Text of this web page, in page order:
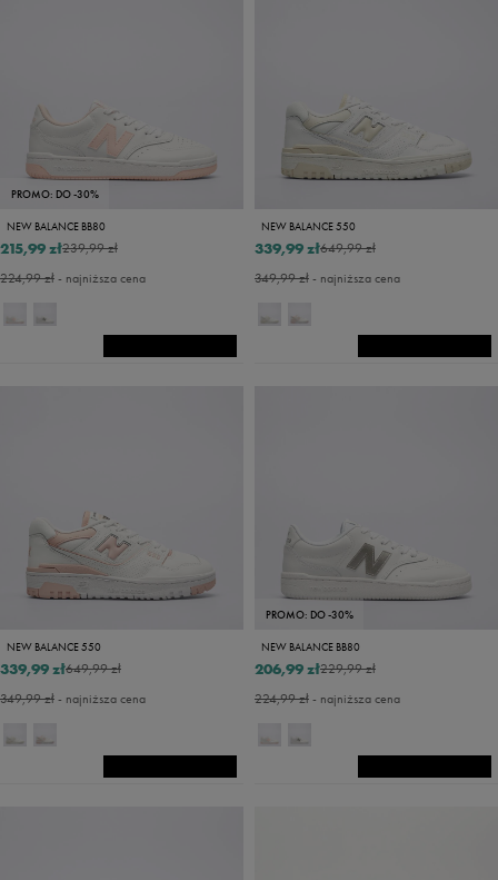
PROMO: DO -30%
NEW BALANCE BB80
239,99 zł
215,99 zł
224,99 zł- najniższa cena
NEW BALANCE 550
649,99 zł
339,99 zł
349,99 zł- najniższa cena
NEW BALANCE 550
649,99 zł
339,99 zł
349,99 zł- najniższa cena
PROMO: DO -30%
NEW BALANCE BB80
229,99 zł
206,99 zł
224,99 zł- najniższa cena